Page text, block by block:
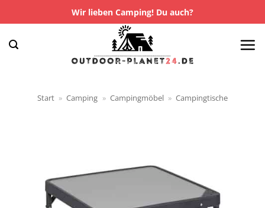
Inhalt
springen
Wir lieben Camping! Du auch?
Start » Camping » Campingmöbel » Campingtische